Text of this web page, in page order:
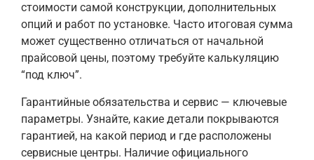
стоимости самой конструкции, дополнительных
опций и работ по установке. Часто итоговая сумма
может существенно отличаться от начальной
прайсовой цены, поэтому требуйте калькуляцию
“под ключ”.
Гарантийные обязательства и сервис — ключевые
параметры. Узнайте, какие детали покрываются
гарантией, на какой период и где расположены
сервисные центры. Наличие официального